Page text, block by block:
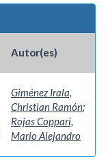
Autor(es)
Giménez Irala,
Christian Ramón;
Rojas Coppari,
Mario Alejandro